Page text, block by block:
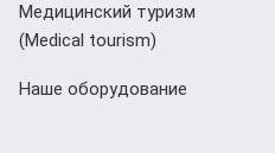
Медицинский туризм
(Мedical tourism)
Наше оборудование